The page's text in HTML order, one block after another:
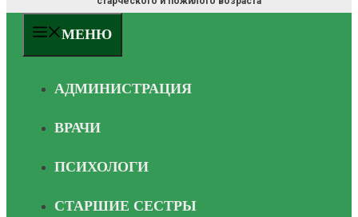
МЕНЮ
АДМИНИСТРАЦИЯ
ВРАЧИ
ПСИХОЛОГИ
СТАРШИЕ СЕСТРЫ